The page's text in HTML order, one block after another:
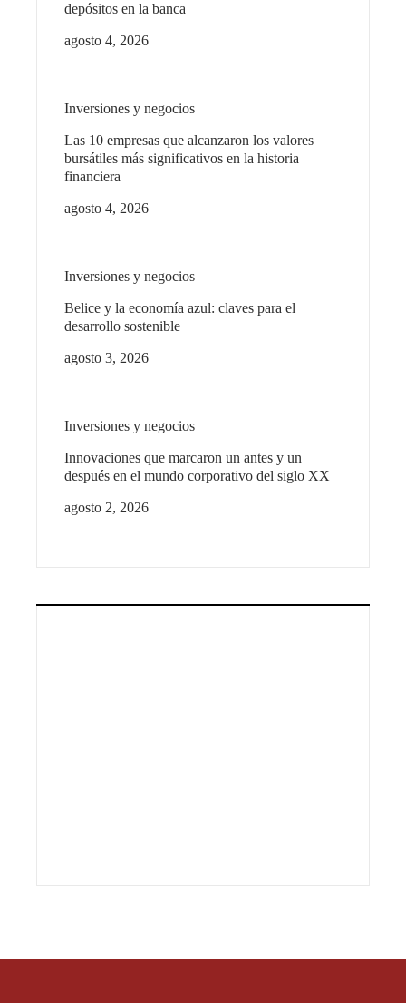
depósitos en la banca
agosto 4, 2026
Inversiones y negocios
Las 10 empresas que alcanzaron los valores
bursátiles más significativos en la historia
financiera
agosto 4, 2026
Inversiones y negocios
Belice y la economía azul: claves para el
desarrollo sostenible
agosto 3, 2026
Inversiones y negocios
Innovaciones que marcaron un antes y un
después en el mundo corporativo del siglo XX
agosto 2, 2026